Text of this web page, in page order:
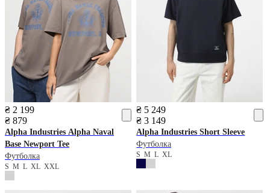
₴ 2 199
₴ 879
Alpha Industries Alpha Naval
Base Newport Tee
Футболка
S M L XL XXL
₴ 5 249
₴ 3 149
Alpha Industries Short Sleeve
Футболка
SMLXL